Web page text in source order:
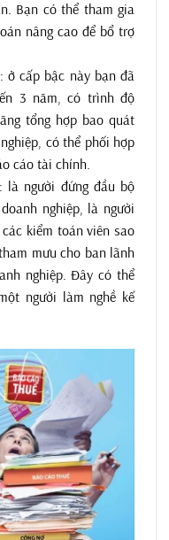
Bạn có thể tham gia
nâng cao để bổ trợ
ở cấp bậc này bạn đã
3 năm, có trình độ
tổng hợp bao quát
có thể phối hợp
cáo tài chính.
là người đứng đầu bộ
nghiệp, là người
kiểm toán viên sao
mưu cho ban lãnh
nghiệp. Đây có thể
người làm nghề kế